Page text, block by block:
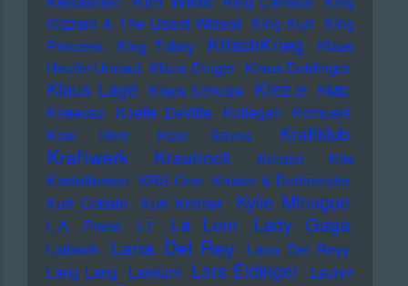
Gizzard & The Lizard Wizard KIng Kurt KIng
Princess
KIng Tubby KItschKrieg
Klaas
Heufer-Umlauf Klaus Dinger Klaus Doldinger
Klaus Lage Klaus Schulze Klez.e KMD
Kneecap Koefte DeVille Kollegah Kompakt
Kool Herc
Kool Savas Kraftklub
Kraftwerk Krautrock Kreator
Kris
Kristofferson KRS-One Kruder & Dorfmeister
Kurt Cobain
Kurt Krömer Kylie Minogue
L.A. Priest L7 La Lom Lady Gaga
Laibach Lana Del Rey
Lana Del Reyy
Lang Lang Lankum Lars Eidinger Lauryn